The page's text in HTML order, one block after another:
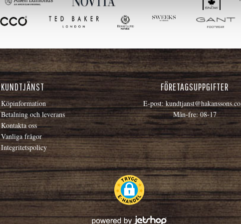
KUNDTJÄNST
Köpinformation
Betalning och leverans
Kontakta oss
Vanliga frågor
Integritetspolicy
FÖRETAGSUPPGIFTER
E-post:
Mån-fre: 08-17